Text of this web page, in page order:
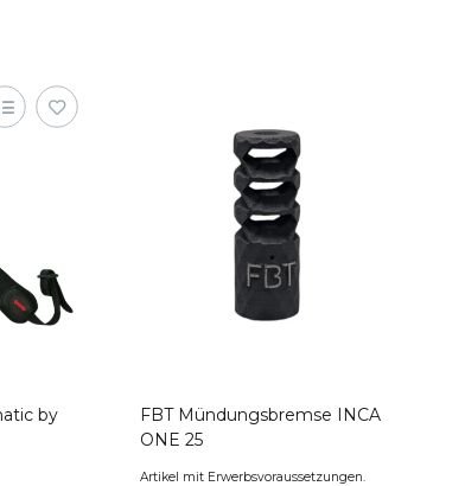
by
FBT Mündungsbremse INCA
ONE 25
Artikel mit Erwerbsvoraussetzungen.